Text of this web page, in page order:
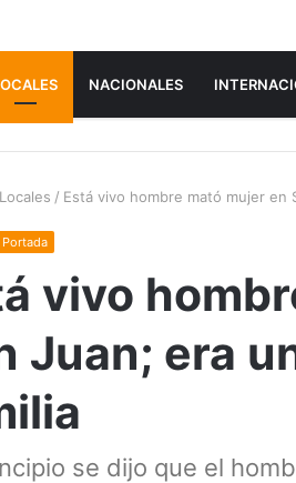
NACIONALES
Locales / Está vivo hombre mató mujer en
Portada
vivo
Juan; era
se dijo que el